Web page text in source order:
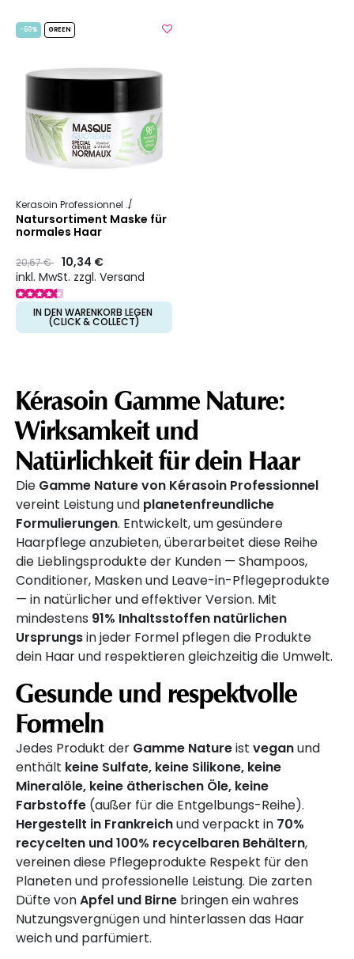
-50% GREEN
Kerasoin Professionnel
Natursortiment Maske für
normales Haar
Preis
20,67 €to10,34 €
inkl. MwSt. zzgl. Versand
IN DEN WARENKORB LEGEN
(CLICK & COLLECT)
Kérasoin Gamme Nature:
Wirksamkeit und
Natürlichkeit für dein Haar
Die Gamme Nature von Kérasoin Professionnel
vereint Leistung und planetenfreundliche
Formulierungen. Entwickelt, um gesündere
Haarpflege anzubieten, überarbeitet diese Reihe
die Lieblingsprodukte der Kunden — Shampoos,
Conditioner, Masken und Leave-in-Pflegeprodukte
— in natürlicher und effektiver Version. Mit
mindestens 91% Inhaltsstoffen natürlichen
Ursprungsin jeder Formel pflegen die Produkte
dein Haar und respektieren gleichzeitig die Umwelt.
Gesunde und respektvolle
Formeln
Jedes Produkt der Gamme Natureist veganund
enthält keine Sulfate, keine Silikone, keine
Mineralöle, keine ätherischen Öle, keine
Farbstoffe (außer für die Entgelbungs-Reihe).
Hergestellt in Frankreichund verpackt in 70%
recycelten und 100% recycelbaren Behältern,
vereinen diese Pflegeprodukte Respekt für den
Planeten und professionelle Leistung. Die zarten
Düfte vonApfel und Birne bringen ein wahres
Nutzungsvergnügen und hinterlassen das Haar
weich und parfümiert.